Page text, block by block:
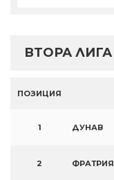
ВТОРА ЛИГА
ПОЗИЦИЯ
1 ДУНАВ
2 ФРАТРИЯ